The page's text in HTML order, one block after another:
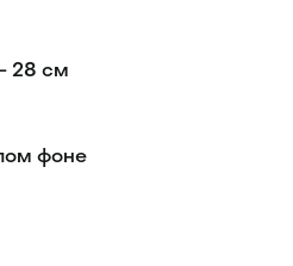
28 см
фоне